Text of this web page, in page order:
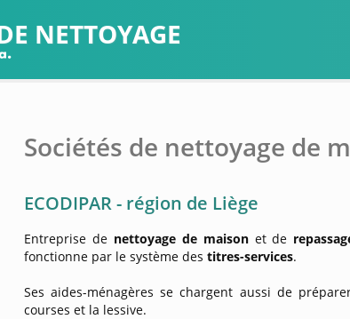
NETTOYAGE
Sociétés de nettoyage de
ECODIPAR - région de Liège
Entreprise de nettoyage de maisonet de
fonctionne par le système destitres-services.
Ses aides-ménagères se chargent aussi de
courses et la lessive.